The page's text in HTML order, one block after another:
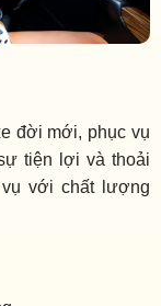
đời mới, phục vụ
tiện lợi và thoải
với chất lượng